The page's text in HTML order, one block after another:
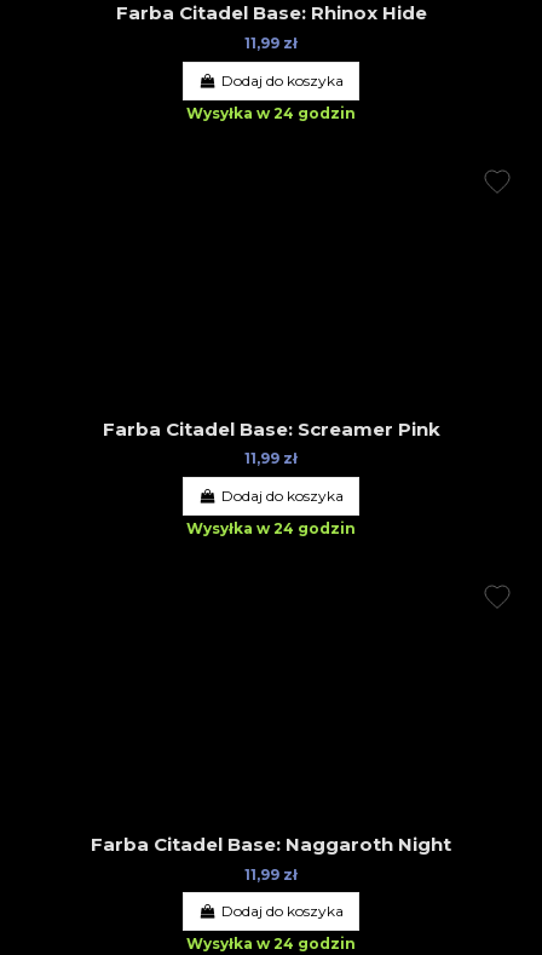
Farba Citadel Base: Rhinox Hide
11,99 zł
Dodaj do koszyka
Wysyłka w 24 godzin
Farba Citadel Base: Screamer Pink
11,99 zł
Dodaj do koszyka
Wysyłka w 24 godzin
Farba Citadel Base: Naggaroth Night
11,99 zł
Dodaj do koszyka
Wysyłka w 24 godzin